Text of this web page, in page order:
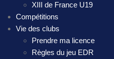
XIII de France U19
Compétitions
Vie des clubs
Prendre ma licence
Règles du jeu EDR